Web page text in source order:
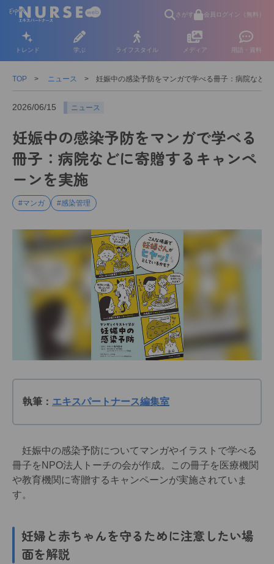
さがす 会員ログイン（無料）
トレンド 学ぶ ライフスタイル メディア 用語・資料
TOP ニュース 妊娠中の感染予防をマンガで学べる冊子：病院など
2026/06/15 ニュース
妊娠中の感染予防をマンガで学べる
冊子：病院などに寄贈するキャンペ
ーンを実施
#マンガ #感染管理
執筆： エキスパートナース編集室
妊娠中の感染予防についてマンガやイラストで学べる
冊子をNPO法人トーチの会が作成。この冊子を医療機関
や教育機関に寄贈するキャンペーンが実施されていま
す。
妊婦と赤ちゃんを守るために注意したい場
面を解説